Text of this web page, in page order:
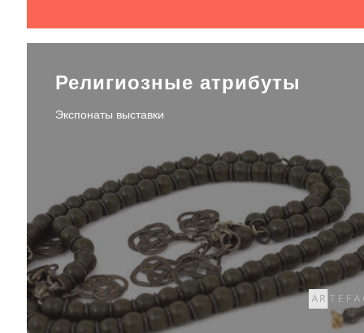
Религиозные атрибуты
Экспонаты выставки